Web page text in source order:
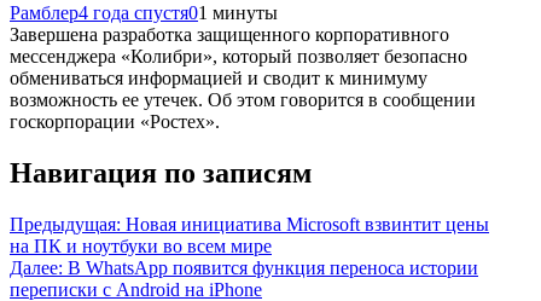
Рамблер4 года спустя01 минуты
Завершена разработка защищенного корпоративного
мессенджера «Колибри», который позволяет безопасно
обмениваться информацией и сводит к минимуму
возможность ее утечек. Об этом говорится в сообщении
госкорпорации «Ростех».
Навигация по записям
Предыдущая: Новая инициатива Microsoft взвинтит цены
на ПК и ноутбуки во всем мире
Далее: В WhatsApp появится функция переноса истории
переписки с Android на iPhone